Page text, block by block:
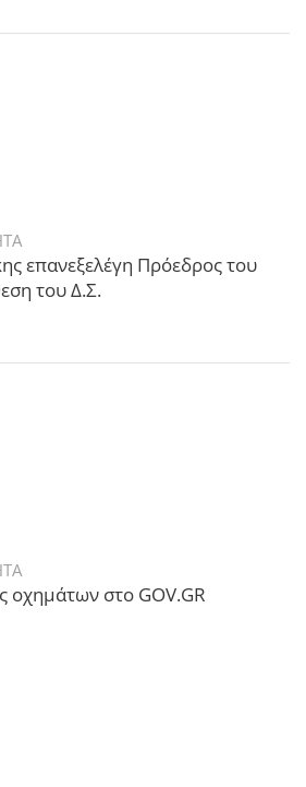
επανεξελέγη Πρόεδρος του
του Δ.Σ.
οχημάτων στο GOV.GR